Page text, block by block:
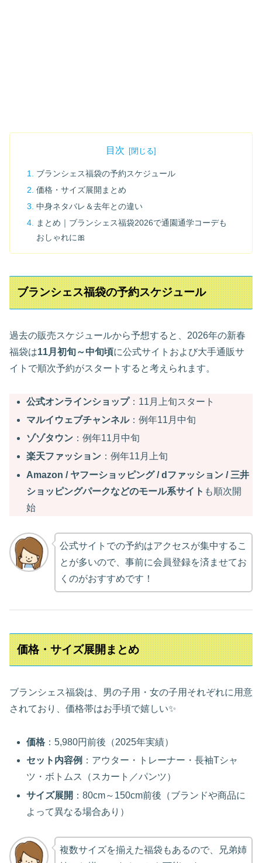
目次
ブランシェス福袋の予約スケジュール
価格・サイズ展開まとめ
中身ネタバレ＆去年との違い
まとめ｜ブランシェス福袋2026で通園通学コーデも
おしゃれに🎀
ブランシェス福袋の予約スケジュール
過去の販売スケジュールから予想すると、2026年の新春
福袋は11月初旬～中旬頃に公式サイトおよび大手通販サ
イトで順次予約がスタートすると考えられます。
公式オンラインショップ：11月上旬スタート
マルイウェブチャンネル：例年11月中旬
ゾゾタウン ：例年11月中旬
楽天ファッション ：例年11月上旬
Amazon / ヤフーショッピング / dファッション / 三井
ショッピングパークなどのモール系サイト も順次開
始
公式サイトでの予約はアクセスが集中するこ
とが多いので、事前に会員登録を済ませてお
くのがおすすめです！
価格・サイズ展開まとめ
ブランシェス福袋は、男の子用・女の子用それぞれに用意
されており、価格帯はお手頃で嬉しい✨
価格 ：5,980円前後（2025年実績）
セット内容例 ：アウター・トレーナー・長袖Tシャ
ツ・ボトムス（スカート／パンツ）
サイズ展開 ：80cm～150cm前後（ブランドや商品に
よって異なる場合あり）
複数サイズを揃えた福袋もあるので、兄弟姉